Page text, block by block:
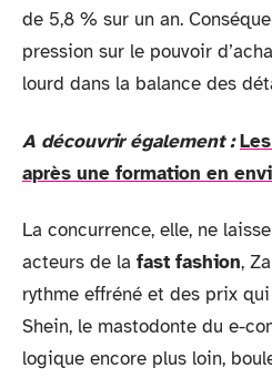
de 5,8 % sur un an.
pression sur le pouvoir
lourd dans la balance des
A découvrir également :
après une formation en
La concurrence, elle, ne
acteurs de la fast fashion,
rythme effréné et des prix
Shein, le mastodonte du e-
logique encore plus loin,